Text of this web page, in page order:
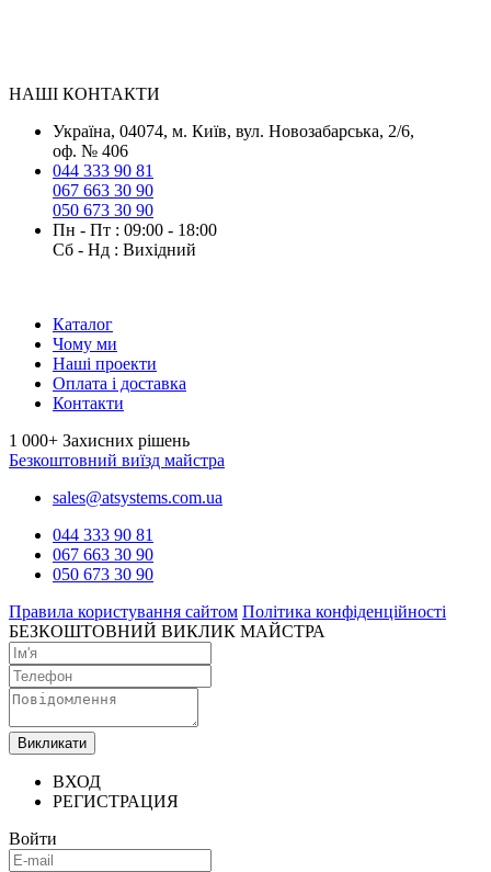
НАШІ КОНТАКТИ
Українa, 04074, м. Київ, вул. Новозабарська, 2/6,
оф. № 406
044 333 90 81
067 663 30 90
050 673 30 90
Пн - Пт : 09:00 - 18:00
Сб - Нд : Вихідний
Каталог
Чому ми
Наші проекти
Оплата і доставка
Контакти
1 000+ Захисних рішень
Безкоштовний виїзд майстра
sales@atsystems.com.ua
044 333 90 81
067 663 30 90
050 673 30 90
Правила користування сайтом Політика конфіденційності
БЕЗКОШТОВНИЙ ВИКЛИК МАЙСТРА
Викликати
ВХОД
РЕГИСТРАЦИЯ
Войти